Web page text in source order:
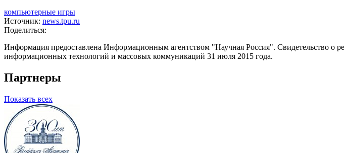
компьютерные игры
Источник: news.tpu.ru
Поделиться:
Информация предоставлена Информационным агентством "Научная Россия". Свидетельство
информационных технологий и массовых коммуникаций 31 июля 2015 года.
Партнеры
Показать всех